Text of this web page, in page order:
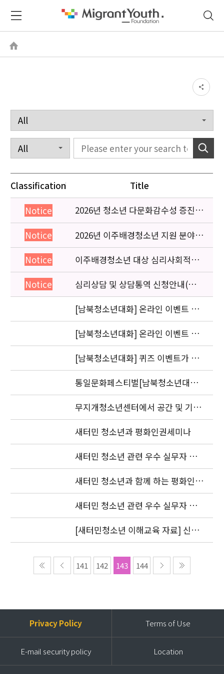
Classification Title
Notice
2026년 청소년 다문화감수성 증진
프로그램 「다가감」신청기관 안내
Notice
2026년 이주배경청소년 지원 분야
종사자 역량강화 교육 일정 안내
Notice
이주배경청소년 대상 심리사회적응
검사 연수동영상 개편 안내
Notice
심리상담 및 상담통역 신청안내(의뢰
서첨부)
[남북청소년대화] 온라인 이벤트 관
련하여 사과말씀 드립니다.
[남북청소년대화] 온라인 이벤트 선
정 결과 발표
[남북청소년대화] 퀴즈 이벤트가 마
감되었습니다.
통일문화페스티벌[남북청소년대화]
퀴즈 이벤트
무지개청소년센터에서 공간 및 기자
재를 지원합니다.
새터민 청소년과 평화인권세미나
새터민 청소년 관련 우수 실무자 워
크숍 참가자 명단 발표(1차)
새터민 청소년과 함께 하는 평화인권
세미나
새터민 청소년 관련 우수 실무자 워
크숍 안내
[새터민청소년 이해교육 자료] 신청
하세요
141 142 143 144
Privacy Policy Terms of Use
E-mail security policy Location